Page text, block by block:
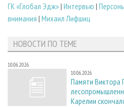
ГК «Глобал Эдж»| Интервью |
внимания | Михаил Лифшиц
НОВОСТИ ПО ТЕМЕ
10.06.2026
10.06.2026
Памяти Виктора
Карелии